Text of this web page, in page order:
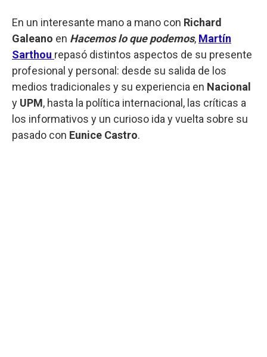
En un interesante mano a mano con Richard
Galeano en Hacemos lo que podemos, Martín
Sarthou repasó distintos aspectos de su presente
profesional y personal: desde su salida de los
medios tradicionales y su experiencia en Nacional
y UPM, hasta la política internacional, las críticas a
los informativos y un curioso ida y vuelta sobre su
pasado con Eunice Castro.